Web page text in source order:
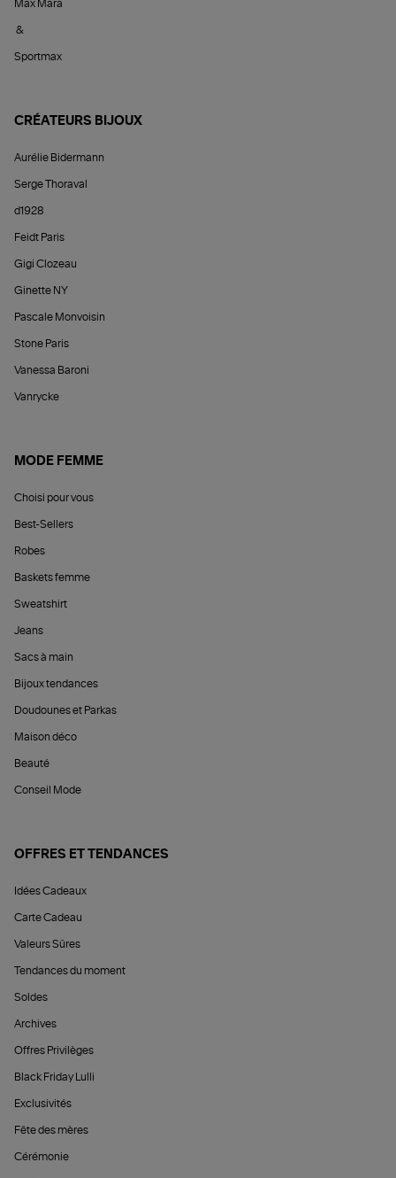
Max Mara
&
Sportmax
CRÉATEURS BIJOUX
Aurélie Bidermann
Serge Thoraval
d1928
Feidt Paris
Gigi Clozeau
Ginette NY
Pascale Monvoisin
Stone Paris
Vanessa Baroni
Vanrycke
MODE FEMME
Choisi pour vous
Best-Sellers
Robes
Baskets femme
Sweatshirt
Jeans
Sacs à main
Bijoux tendances
Doudounes et Parkas
Maison déco
Beauté
Conseil Mode
OFFRES ET TENDANCES
Idées Cadeaux
Carte Cadeau
Valeurs Sûres
Tendances du moment
Soldes
Archives
Offres Privilèges
Black Friday Lulli
Exclusivités
Fête des mères
Cérémonie